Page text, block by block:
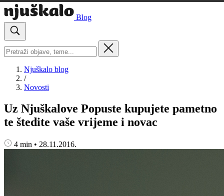
Blog
Njuškalo blog
/
Novosti
Uz Njuškalove Popuste kupujete pametno
te štedite vaše vrijeme i novac
4 min • 28.11.2016.